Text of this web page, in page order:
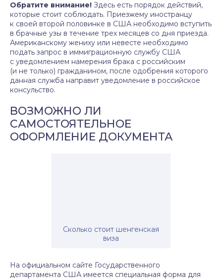
Обратите внимание! Здесь есть порядок действий,
которые стоит соблюдать. Приезжему иностранцу
к своей второй половинке в США необходимо вступить
в брачные узы в течение трех месяцев со дня приезда.
Американскому жениху или невесте необходимо
подать запрос в иммиграционную службу США
с уведомлением намерения брака с российским
(и не только) гражданином, после одобрения которого
данная служба направит уведомление в российское
консульство.
ВОЗМОЖНО ЛИ
САМОСТОЯТЕЛЬНОЕ
ОФОРМЛЕНИЕ ДОКУМЕНТА
Сколько стоит шенгенская
виза
На официальном сайте Государственного
департамента США имеется специальная форма для